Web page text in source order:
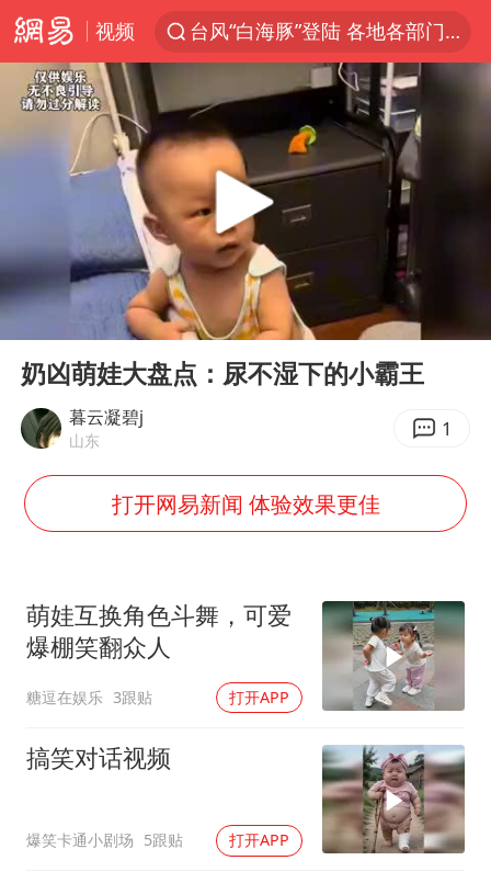
视频
台风“白海豚”登陆 各地各部门全力应对
江苏昆山升级发布暴雨红警
白海豚会重现杜苏芮强度吗
人形机器人第一股
上海地铁4条线路全线停运
宇树申购 中一签有望赚20万元
白海豚路径图
NBA传奇教练老尼尔森去世
手机真会“偷听”我们说话吗
“皋”在低处
加沙约14万栋建筑被完全摧毁
从科技创新看开局起步的时与势
Play
05:00
奶凶萌娃大盘点：尿不湿下的小霸王
暮云凝碧j
山东 1
打开网易新闻 体验效果更佳
萌娃互换角色斗舞，可爱
爆棚笑翻众人
糖逗在娱乐 3跟贴 打开APP
搞笑对话视频
爆笑卡通小剧场 5跟贴 打开APP